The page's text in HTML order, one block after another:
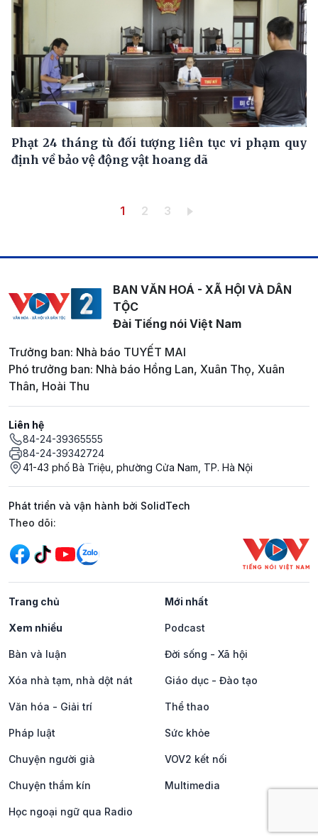
Phạt 24 tháng tù đối tượng liên tục vi phạm quy
định về bảo vệ động vật hoang dã
Trang hiện thời
1 Trang
2 Trang
3
BAN VĂN HOÁ - XÃ HỘI VÀ DÂN
TỘC
Đài Tiếng nói Việt Nam
Trưởng ban: Nhà báo TUYẾT MAI
Phó trưởng ban: Nhà báo Hồng Lan, Xuân Thọ, Xuân
Thân, Hoài Thu
Liên hệ
84-24-39365555
84-24-39342724
41-43 phố Bà Triệu, phường Cửa Nam, TP. Hà Nội
Phát triển và vận hành bởi SolidTech
Mạng xã hội
Theo dõi:
Trang chủ Mới nhất
Xem nhiều Podcast
Bàn và luận Đời sống - Xã hội
Xóa nhà tạm, nhà dột nát Giáo dục - Đào tạo
Văn hóa - Giải trí Thể thao
Pháp luật Sức khỏe
Chuyện người già VOV2 kết nối
Chuyện thầm kín Multimedia
Học ngoại ngữ qua Radio